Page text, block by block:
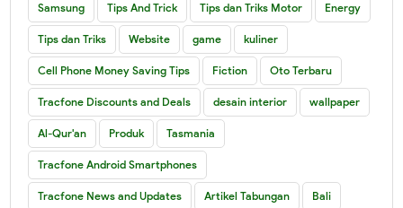
Samsung Tips And Trick Tips dan Triks Motor Energy
Tips dan Triks Website game kuliner
Cell Phone Money Saving Tips Fiction Oto Terbaru
Tracfone Discounts and Deals desain interior wallpaper
Al-Qur'an Produk Tasmania
Tracfone Android Smartphones
Tracfone News and Updates Artikel Tabungan Bali